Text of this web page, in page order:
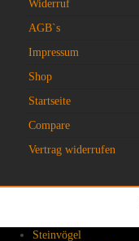
Widerruf
AGB`s
Impressum
Shop
Startseite
Compare
Vertrag widerrufen
Steinvögel